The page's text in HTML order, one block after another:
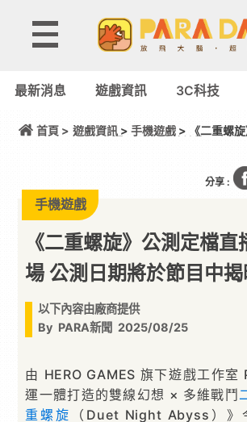
最新消息 遊戲資訊 3C科技
首頁 > 遊戲資訊> 手機遊戲> 《二重螺旋
分享 :
手機遊戲
《二重螺旋》公測定檔
場 公測日期將於節目中
以下內容由廠商提供
By PARA新聞 2025/08/25
由 HERO GAMES 旗下遊戲工作
運一體打造的雙線幻想 × 多維戰鬥
重螺旋
（Duet Night Abyss）》